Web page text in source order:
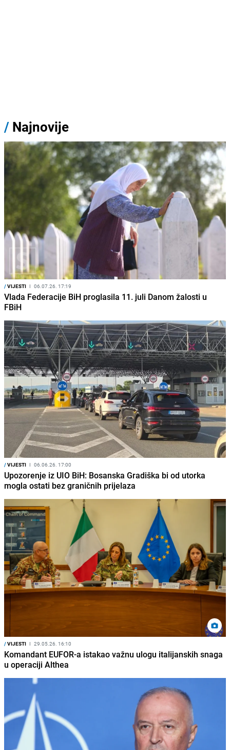
/ Najnovije
/VIJESTI I 06.07.26. 17:19
Vlada Federacije BiH proglasila 11. juli Danom žalosti u
FBiH
/VIJESTI I 06.06.26. 17:00
Upozorenje iz UIO BiH: Bosanska Gradiška bi od utorka
mogla ostati bez graničnih prijelaza
/VIJESTI I 29.05.26. 16:10
Komandant EUFOR-a istakao važnu ulogu italijanskih snaga
u operaciji Althea